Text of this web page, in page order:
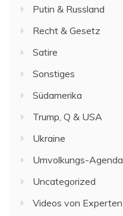
Putin & Russland
Recht & Gesetz
Satire
Sonstiges
Südamerika
Trump, Q & USA
Ukraine
Umvolkungs-Agenda
Uncategorized
Videos von Experten